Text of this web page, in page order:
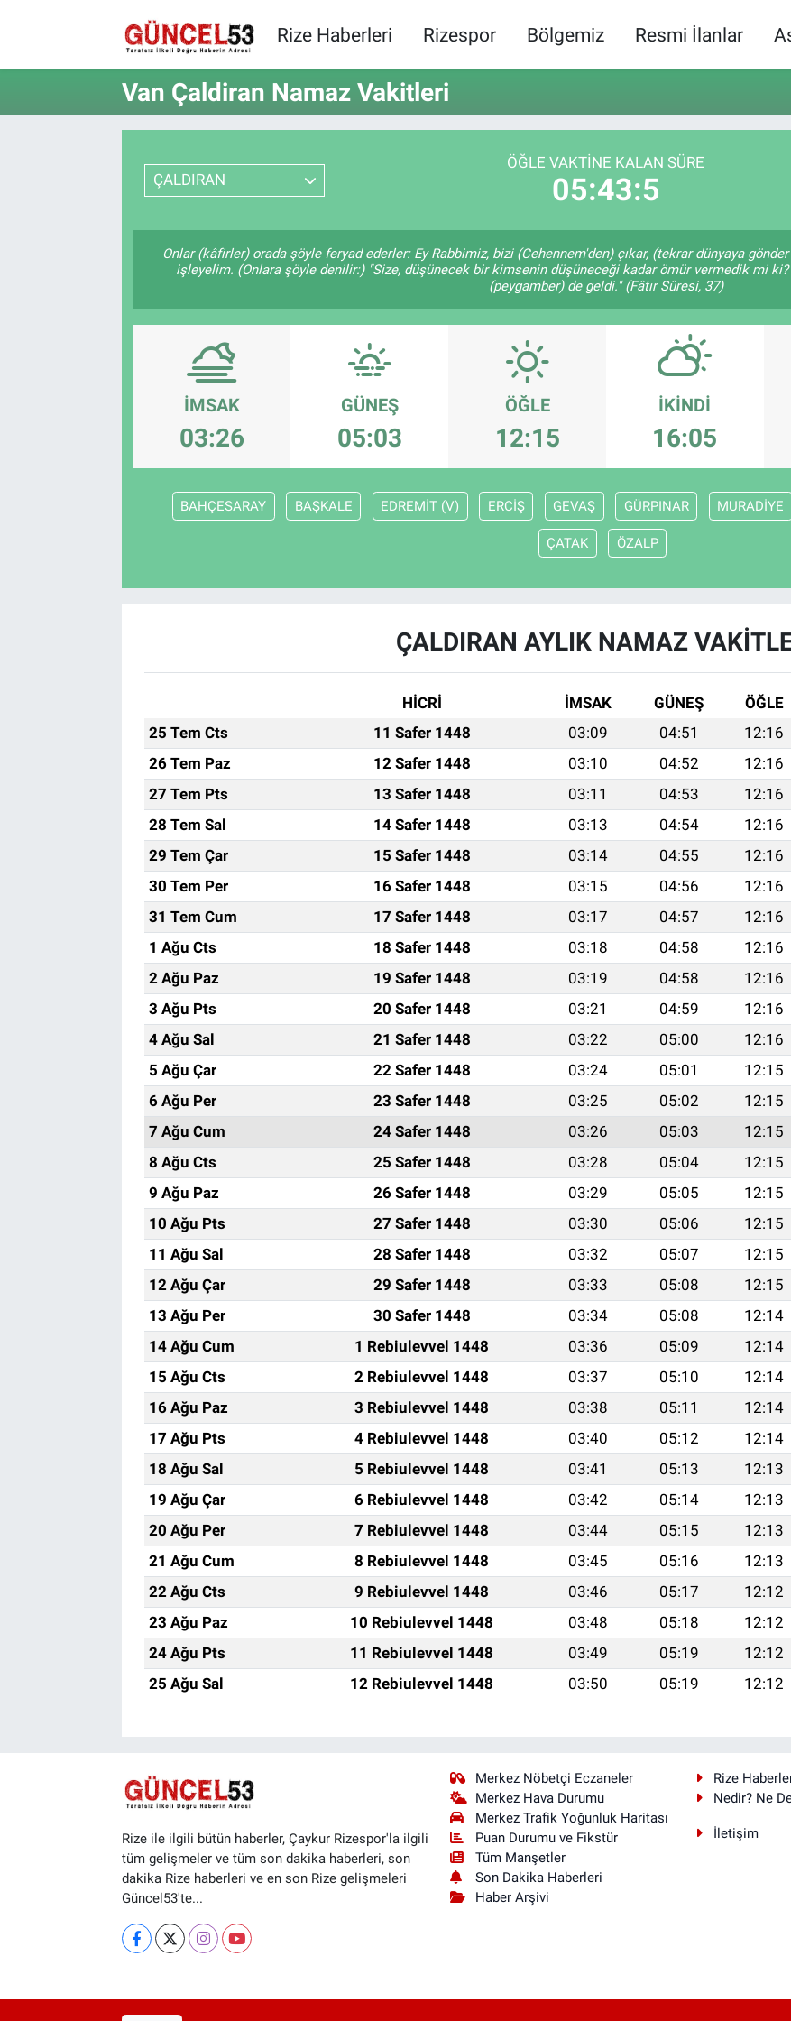
Rize Haberleri Rizespor Bölgemiz Resmi İlanlar
Van Çaldiran Namaz Vakitleri
ÇALDIRAN
ÖĞLE VAKTINE KALAN SÜRE
05:43:5
Onlar (kâfirler) orada şöyle feryad ederler: Ey Rabbimiz, bizi (Cehennem'den) çıkar, (tekrar dünyaya
işleyelim. (Onlara şöyle denilir:) "Size, düşünecek bir kimsenin düşüneceği kadar ömür vermedik mi
(peygamber) de geldi." (Fâtır Sûresi, 37)
İMSAK
03:26
GÜNEŞ
05:03
ÖĞLE
12:15
İKINDI
16:05
BAHÇESARAY BAŞKALE EDREMİT (V) ERCİŞ GEVAŞ GÜRPINAR MURADİYE
ÇATAK ÖZALP
ÇALDIRAN AYLIK NAMAZ
HİCRİ İMSAK GÜNEŞ ÖĞLE
25 Tem Cts
11 Safer 1448 03:09 04:51 12:16
26 Tem Paz
12 Safer 1448 03:10 04:52 12:16
27 Tem Pts
13 Safer 1448 03:11 04:53 12:16
28 Tem Sal
14 Safer 1448 03:13 04:54 12:16
29 Tem Çar
15 Safer 1448 03:14 04:55 12:16
30 Tem Per
16 Safer 1448 03:15 04:56 12:16
31 Tem Cum
17 Safer 1448 03:17 04:57 12:16
1 Ağu Cts
18 Safer 1448 03:18 04:58 12:16
2 Ağu Paz
19 Safer 1448 03:19 04:58 12:16
3 Ağu Pts
20 Safer 1448 03:21 04:59 12:16
4 Ağu Sal
21 Safer 1448 03:22 05:00 12:16
5 Ağu Çar
22 Safer 1448 03:24 05:01 12:15
6 Ağu Per
23 Safer 1448 03:25 05:02 12:15
7 Ağu Cum
24 Safer 1448 03:26 05:03 12:15
8 Ağu Cts
25 Safer 1448 03:28 05:04 12:15
9 Ağu Paz
26 Safer 1448 03:29 05:05 12:15
10 Ağu Pts
27 Safer 1448 03:30 05:06 12:15
11 Ağu Sal
28 Safer 1448 03:32 05:07 12:15
12 Ağu Çar
29 Safer 1448 03:33 05:08 12:15
13 Ağu Per
30 Safer 1448 03:34 05:08 12:14
14 Ağu Cum
1 Rebiulevvel 1448 03:36 05:09 12:14
15 Ağu Cts
2 Rebiulevvel 1448 03:37 05:10 12:14
16 Ağu Paz
3 Rebiulevvel 1448 03:38 05:11 12:14
17 Ağu Pts
4 Rebiulevvel 1448 03:40 05:12 12:14
18 Ağu Sal
5 Rebiulevvel 1448 03:41 05:13 12:13
19 Ağu Çar
6 Rebiulevvel 1448 03:42 05:14 12:13
20 Ağu Per
7 Rebiulevvel 1448 03:44 05:15 12:13
21 Ağu Cum
8 Rebiulevvel 1448 03:45 05:16 12:13
22 Ağu Cts
9 Rebiulevvel 1448 03:46 05:17 12:12
23 Ağu Paz
10 Rebiulevvel 1448 03:48 05:18 12:12
24 Ağu Pts
11 Rebiulevvel 1448 03:49 05:19 12:12
25 Ağu Sal
12 Rebiulevvel 1448 03:50 05:19 12:12
Rize ile ilgili bütün haberler, Çaykur Rizespor'la ilgili
tüm gelişmeler ve tüm son dakika haberleri, son
dakika Rize haberleri ve en son Rize gelişmeleri
Güncel53'te...
Merkez Nöbetçi Eczaneler
Merkez Hava Durumu
Merkez Trafik Yoğunluk Haritası
Puan Durumu ve Fikstür
Tüm Manşetler
Son Dakika Haberleri
Haber Arşivi
Rize
Nedir? Ne
İletişim